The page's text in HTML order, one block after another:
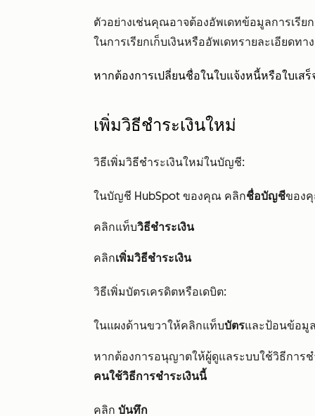
ตัวอย่างเช่นคุณอาจต้องอัพเดทข้อมูลการเรีย
ในการเรียกเก็บเงินหรืออัพเดทรายละเอียด
หากต้องการเปลี่ยนชื่อในใบแจ้งหนี้หรือใบเส
เพิ่มวิธีชำระเงินใหม่
วิธีเพิ่มวิธีชำระเงินใหม่ในบัญชี:
ในบัญชี HubSpot ของคุณ คลิกชื่อบัญชีของ
คลิกแท็บวิธีชำระเงิน
คลิกเพิ่มวิธีชำระเงิน
วิธีเพิ่มบัตรเครดิตหรือเดบิต:
ในแผงด้านขวาให้คลิกแท็บบัตรและป้อนข้อมู
หากต้องการอนุญาตให้ผู้ดูแลระบบใช้วิธีการ
คนใช้วิธีการชำระเงินนี้
คลิก บันทึก